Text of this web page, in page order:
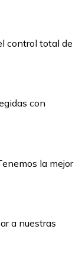
control total de
con
la mejor
a nuestras